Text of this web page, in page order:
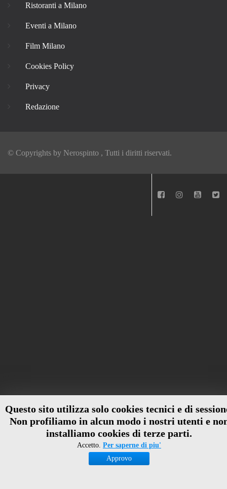
Questo sito utilizza solo cookies tecnici e di
Non profiliamo in alcun modo i nostri utenti e
installiamo cookies di terze parti.
Accetto. Per saperne di piu'
Approvo
Ristoranti a Milano
Eventi a Milano
Film Milano
Cookies Policy
Privacy
Redazione
© Copyrights by Nerospinto , Tutti i diritti riservati.